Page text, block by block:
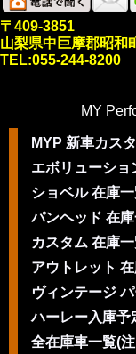
〒409-3851
山梨県中巨摩郡昭和
TEL:055-244-8200
MY
MYP 新車カス
エボリューショ
ショベル 在庫
パンヘッド 在
カスタム 在庫
アウトレット
ヴィンテージ
ハーレー入庫予
全在庫車一覧(